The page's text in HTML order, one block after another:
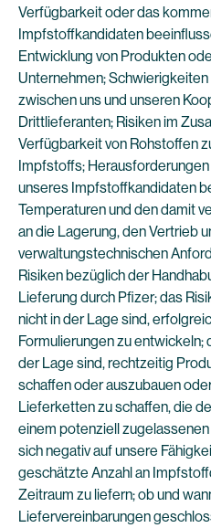
Verfügbarkeit oder das
Impfstoffkandidaten
Entwicklung von Produkten
Unternehmen;
zwischen uns und unseren
Drittlieferanten; Risiken im
Verfügbarkeit von Rohstoffen
Impfstoffs;
unseres Impfstoffkandidaten
Temperaturen und den damit
an die Lagerung, den Vertrieb
verwaltungstechnischen
Risiken bezüglich der
Lieferung durch Pfizer; das
nicht in der Lage sind,
Formulierungen zu entwickeln;
der Lage sind, rechtzeitig
schaffen oder auszubauen
Lieferketten zu schaffen, die
einem potenziell
sich negativ auf unsere
geschätzte Anzahl an
Zeitraum zu liefern; ob und
Liefervereinbarungen